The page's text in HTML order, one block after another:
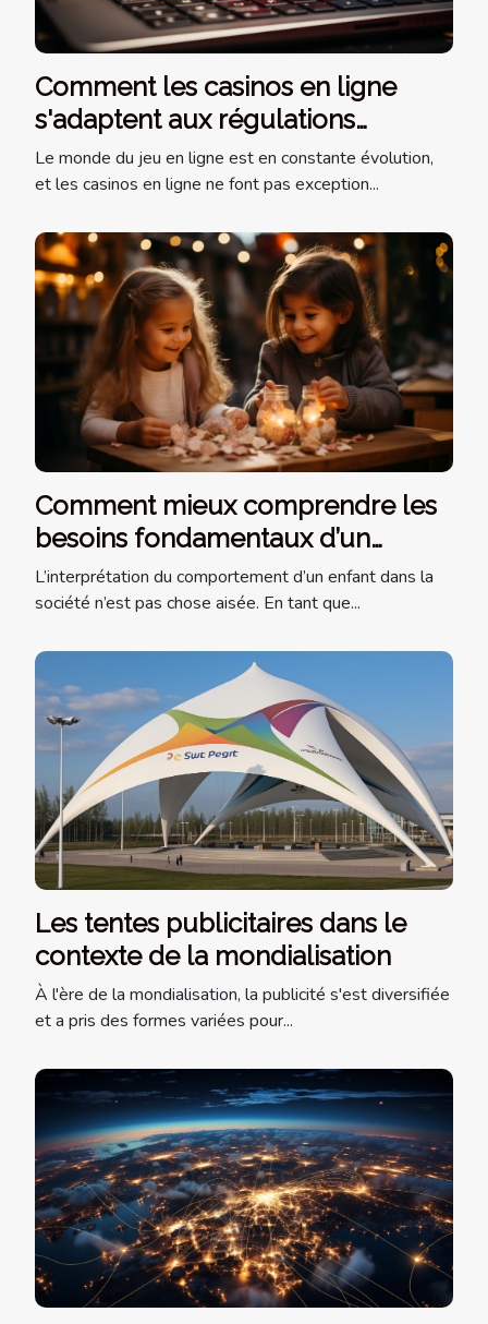
Comment les casinos en ligne
s'adaptent aux régulations
internationales
Le monde du jeu en ligne est en constante évolution,
et les casinos en ligne ne font pas exception...
Comment mieux comprendre les
besoins fondamentaux d’un
enfant ?
L’interprétation du comportement d’un enfant dans la
société n’est pas chose aisée. En tant que...
Les tentes publicitaires dans le
contexte de la mondialisation
À l'ère de la mondialisation, la publicité s'est diversifiée
et a pris des formes variées pour...